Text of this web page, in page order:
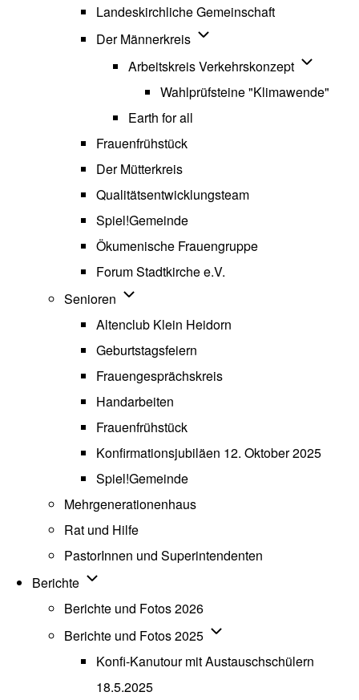
Landeskirchliche Gemeinschaft
Der Männerkreis Unternavigation von Der
Arbeitskreis Verkehrskonzept
Wahlprüfsteine "Klimawende"
Earth for all
Frauenfrühstück
Der Mütterkreis
Qualitätsentwicklungsteam
Spiel!Gemeinde
Ökumenische Frauengruppe
Forum Stadtkirche e.V.
Senioren Unternavigation von Senioren
Altenclub Klein Heidorn
Geburtstagsfeiern
Frauengesprächskreis
Handarbeiten
Frauenfrühstück
Konfirmationsjubiläen 12. Oktober 2025
Spiel!Gemeinde
Mehrgenerationenhaus
Rat und Hilfe
PastorInnen und Superintendenten
Berichte Unternavigation von Berichte
Berichte und Fotos 2026
Berichte und Fotos 2025 Unternavigation von
Konfi-Kanutour mit Austauschschülern
18.5.2025